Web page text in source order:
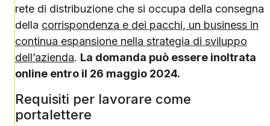
rete di distribuzione che si occupa della consegna
della corrispondenza e dei pacchi, un business in
continua espansione nella strategia di sviluppo
dell’azienda. La domanda può essere inoltrata
online entro il 26 maggio 2024.
Requisiti per lavorare come
portalettere